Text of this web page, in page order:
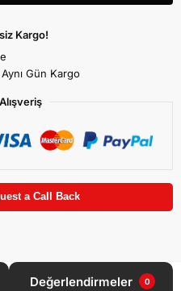
Kargo!
Gün Kargo
a Call Back
Değerlendirmeler 0